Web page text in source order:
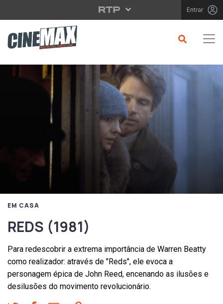
Saltar para o conteúdo principal Entrar
EM CASA
REDS (1981)
Para redescobrir a extrema importância de Warren Beatty
como realizador: através de "Reds", ele evoca a
personagem épica de John Reed, encenando as ilusões e
desilusões do movimento revolucionário.